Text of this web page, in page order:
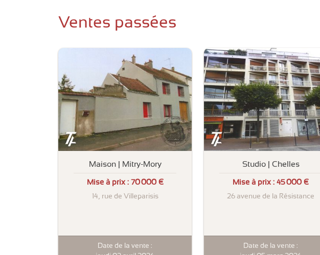
Ventes passées
Maison | Mitry-Mory
Mise à prix : 70 000 €
14, rue de Villeparisis
Date de la vente :
Studio | Chelles
Mise à prix : 45 000 €
26 avenue de la Résistance
Date de la vente :